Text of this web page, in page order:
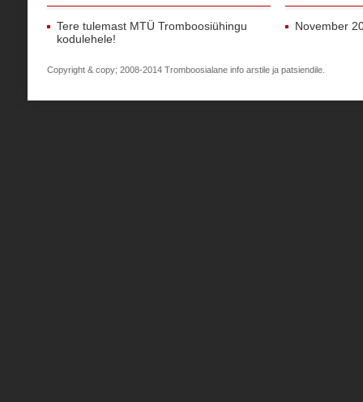
Tere tulemast MTÜ Tromboosiühingu
kodulehele!
November
Copyright & copy; 2008-2014 Tromboosialane info arstile ja patsiendile.